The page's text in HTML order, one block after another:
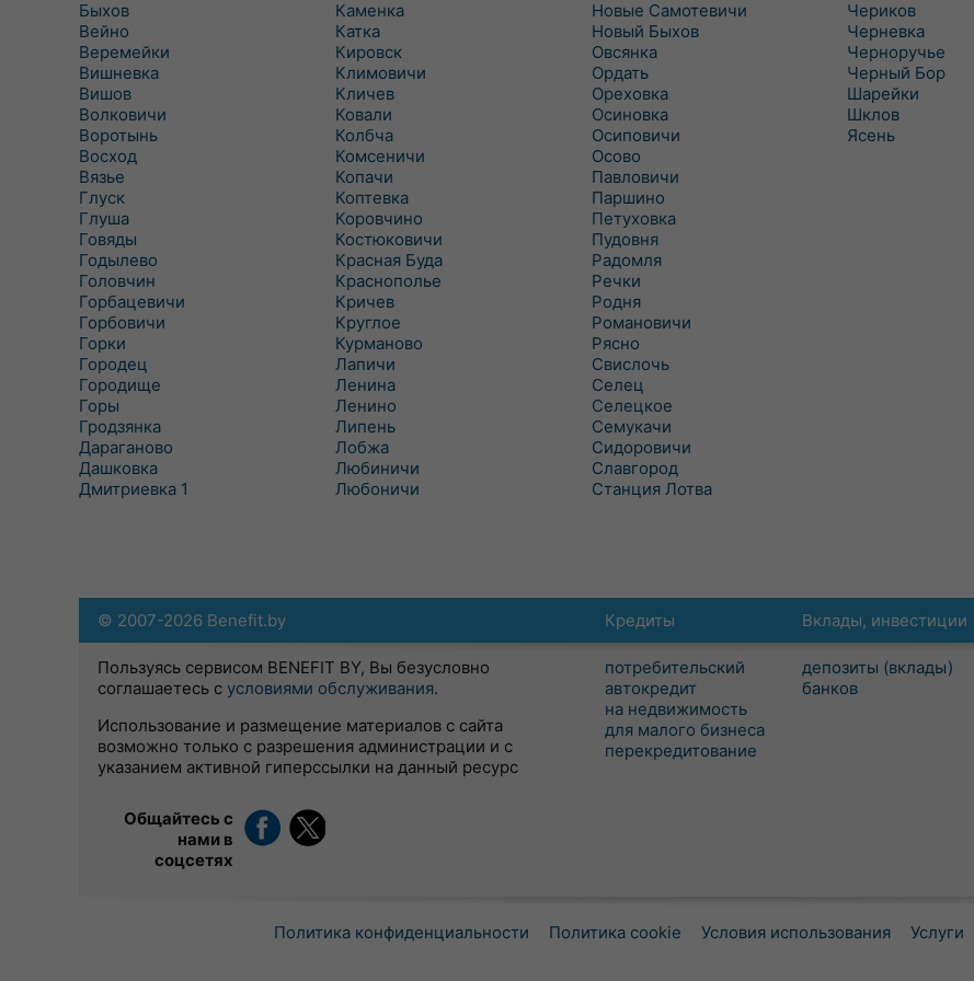
Быхов
Вейно
Веремейки
Вишневка
Вишов
Волковичи
Воротынь
Восход
Вязье
Глуск
Глуша
Говяды
Годылево
Головчин
Горбацевичи
Горбовичи
Горки
Городец
Городище
Горы
Гродзянка
Дараганово
Дашковка
Дмитриевка 1
Каменка
Катка
Кировск
Климовичи
Кличев
Ковали
Колбча
Комсеничи
Копачи
Коптевка
Коровчино
Костюковичи
Красная Буда
Краснополье
Кричев
Круглое
Курманово
Лапичи
Ленина
Ленино
Липень
Лобжа
Любиничи
Любоничи
Новые Самотевичи
Новый Быхов
Овсянка
Ордать
Ореховка
Осиновка
Осиповичи
Осово
Павловичи
Паршино
Петуховка
Пудовня
Радомля
Речки
Родня
Романовичи
Рясно
Свислочь
Селец
Селецкое
Семукачи
Сидоровичи
Славгород
Станция Лотва
Чериков
Черневка
Черноручье
Черный Бор
Шарейки
Шклов
Ясень
Кредиты
потребительский
автокредит
на недвижимость
для малого бизнеса
перекредитование
Вклады, инвестиции
депозиты (вклады)
банков
© 2007-2026 Benefit.by
Пользуясь сервисом BENEFIT BY, Вы безусловно
соглашаетесь с условиями обслуживания.
Использование и размещение материалов с сайта
возможно только с разрешения администрации и с
указанием активной гиперссылки на данный ресурс
Общайтесь с
нами в
соцсетях
Политика конфиденциальности Политика cookie Условия использования Услуги